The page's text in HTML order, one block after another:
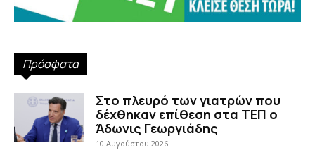
Πρόσφατα
Στο πλευρό των γιατρών που
δέχθηκαν επίθεση στα ΤΕΠ ο
Άδωνις Γεωργιάδης
10 Αυγούστου 2026